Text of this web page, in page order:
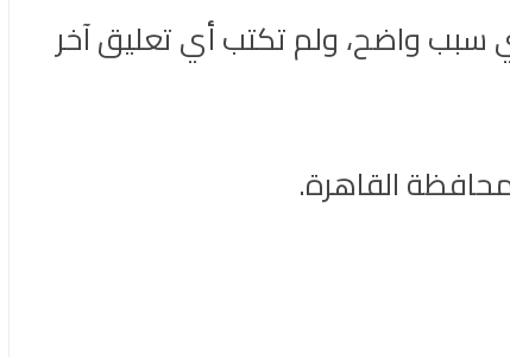
سبب واضح، ولم تكتب أي تعليق آخر
القاهرة.